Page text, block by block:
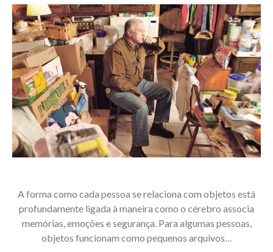
A forma como cada pessoa se relaciona com objetos está
profundamente ligada à maneira como o cérebro associa
memórias, emoções e segurança. Para algumas pessoas,
objetos funcionam como pequenos arquivos…